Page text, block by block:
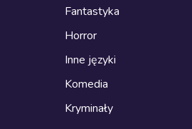
Fantastyka
Horror
Inne języki
Komedia
Kryminały